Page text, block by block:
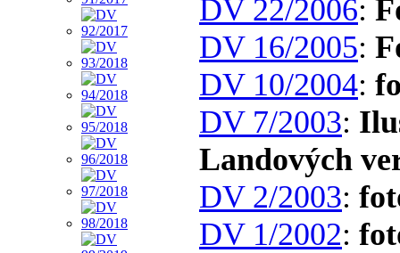
DV 22/2006:
DV 16/2005:
DV 10/2004:
DV 7/2003:
Landových
DV 2/2003:
DV 1/2002: